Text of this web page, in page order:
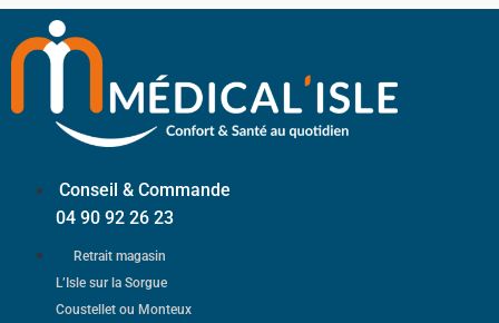
Conseil & Commande
04 90 92 26 23
Retrait magasin
L’Isle sur la Sorgue
Coustellet ou Monteux